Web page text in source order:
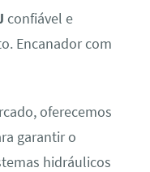
confiável e
Encanador com
oferecemos
garantir o
hidráulicos